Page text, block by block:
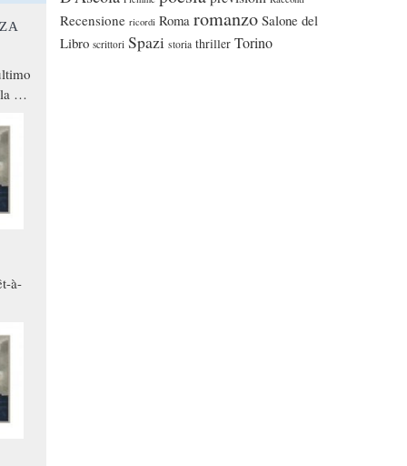
Recensione ricordi Roma romanzo Salone del
Libro scrittori Spazi storia thriller Torino
a
à-